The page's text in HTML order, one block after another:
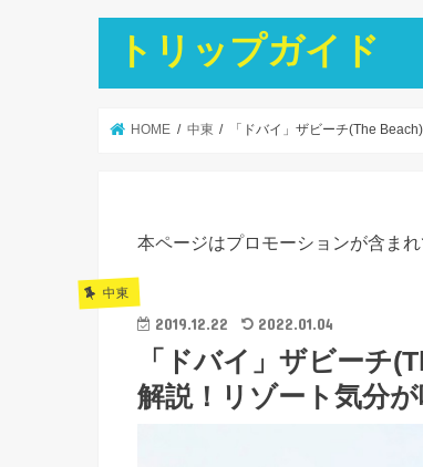
トリップガイド
HOME 中東 「ドバイ」ザビーチ(The
本ページはプロモーションが含まれ
中東
2019.12.22 2022.01.04
「ドバイ」ザビーチ
解説！リゾート気分